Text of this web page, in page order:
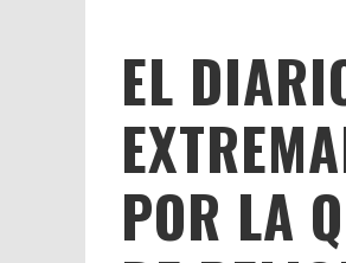
EL
POR LA